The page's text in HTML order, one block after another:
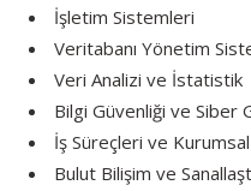
İşletim Sistemleri
Veritabanı Yönetim
Veri Analizi ve İstatistik
Bilgi Güvenliği ve Siber
İş Süreçleri ve
Bulut Bilişim ve